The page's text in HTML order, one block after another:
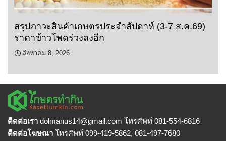
สรุปภาวะสินค้าเกษตรประจำสัปดาห์ (3-7 ส.ค.69)
ราคาข้าวโพดร่วงลงอีก
สิงหาคม 8, 2026
ติดต่อเรา dolmanus14@gmail.com โทรศัพท์ 081-554-6816
ติดต่อโฆษณา โทรศัพท์ 099-419-5862, 081-497-7680